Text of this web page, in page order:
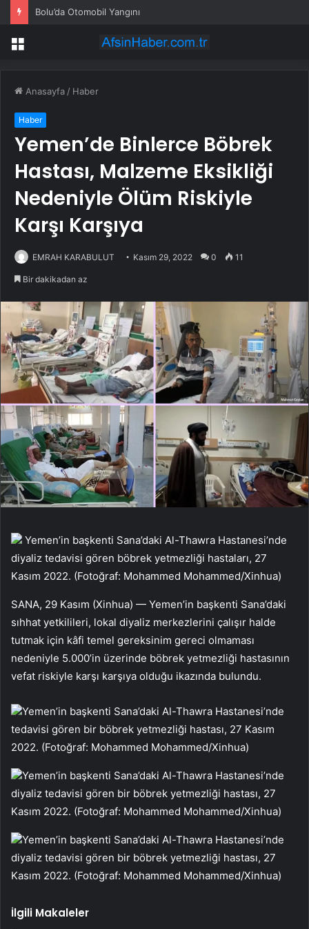
Tablet pazarında ağır darbe: Satışlar düşüşte!
Menü
Anasayfa / Haber
Haber
Yemen’de Binlerce Böbrek
Hastası, Malzeme Eksikliği
Nedeniyle Ölüm Riskiyle
Karşı Karşıya
EMRAH KARABULUT Kasım 29, 2022 0 11
Bir dakikadan az
Yemen’in başkenti Sana’daki Al-Thawra Hastanesi’nde
diyaliz tedavisi gören böbrek yetmezliği hastaları, 27
Kasım 2022. (Fotoğraf: Mohammed Mohammed/Xinhua)
SANA, 29 Kasım (Xinhua) — Yemen’in başkenti Sana’daki
sıhhat yetkilileri, lokal diyaliz merkezlerini çalışır halde
tutmak için kâfi temel gereksinim gereci olmaması
nedeniyle 5.000’in üzerinde böbrek yetmezliği hastasının
vefat riskiyle karşı karşıya olduğu ikazında bulundu.
Yemen’in başkenti Sana’daki Al-Thawra Hastanesi’nde
tedavisi gören bir böbrek yetmezliği hastası, 27 Kasım
2022. (Fotoğraf: Mohammed Mohammed/Xinhua)
Yemen’in başkenti Sana’daki Al-Thawra Hastanesi’nde
diyaliz tedavisi gören bir böbrek yetmezliği hastası, 27
Kasım 2022. (Fotoğraf: Mohammed Mohammed/Xinhua)
Yemen’in başkenti Sana’daki Al-Thawra Hastanesi’nde
diyaliz tedavisi gören bir böbrek yetmezliği hastası, 27
Kasım 2022. (Fotoğraf: Mohammed Mohammed/Xinhua)
İlgili Makaleler